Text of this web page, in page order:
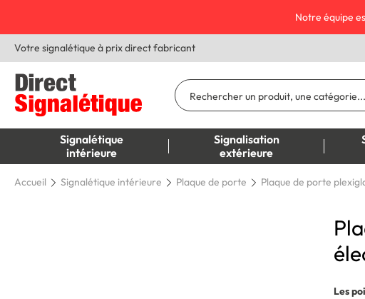
Notre équipe
Votre signalétique à prix direct fabricant
Signalétique
intérieure
Signalisation
extérieure
Accueil Signalétique intérieure Plaque de porte Plaque de porte
Les